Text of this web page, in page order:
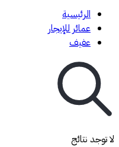
الرئيسية
عمائر للإيجار
عفيف
لا توجد نتائج